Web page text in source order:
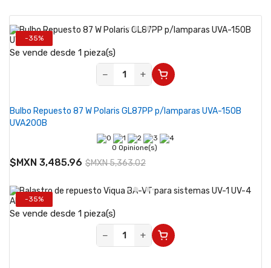
-35%
Se vende desde 1 pieza(s)
−
+
Bulbo Repuesto 87 W Polaris GL87PP p/lamparas UVA-150B
UVA200B
0 Opinione(s)
$MXN 3,485.96 $MXN 5,363.02
-35%
Se vende desde 1 pieza(s)
−
+